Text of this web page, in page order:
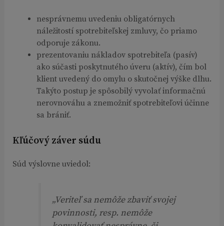
nesprávnemu uvedeniu obligatórnych
náležitostí spotrebiteľskej zmluvy, čo priamo
odporuje zákonu.
prezentovaniu nákladov spotrebiteľa (pasív)
ako súčasti poskytnutého úveru (aktív), čím bol
klient uvedený do omylu o skutočnej výške dlhu.
Takýto postup je spôsobilý vyvolať informačnú
nerovnováhu a znemožniť spotrebiteľovi účinne
sa brániť.
Kľúčový záver súdu
Súd výslovne uviedol:
„Veriteľ sa nemôže zbaviť svojej
povinnosti, resp. nemôže